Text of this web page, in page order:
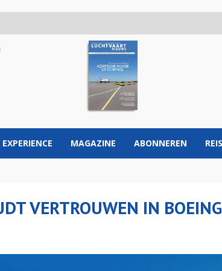
EXPERIENCE MAGAZINE ABONNEREN
VERTROUWEN IN BOEING